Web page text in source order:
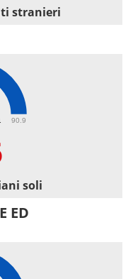
stranieri
90.9
soli
ED